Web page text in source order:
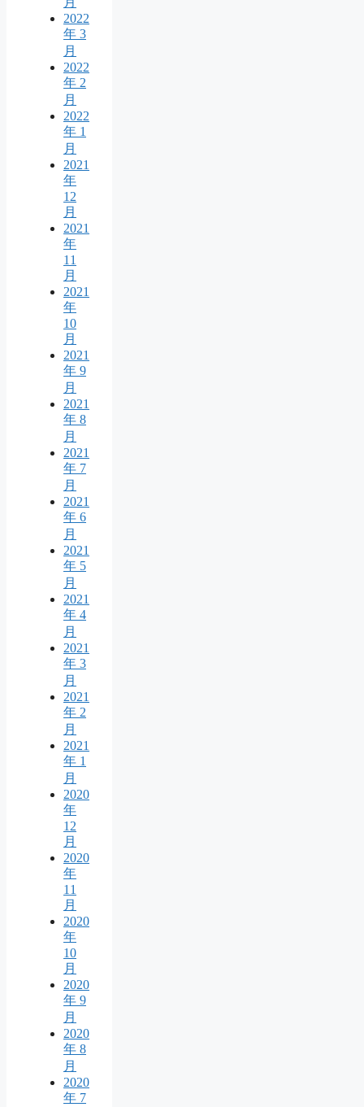
2022
年 3
月
2022
年 2
月
2022
年 1
月
2021
年
12
月
2021
年
11
月
2021
年
10
月
2021
年 9
月
2021
年 8
月
2021
年 7
月
2021
年 6
月
2021
年 5
月
2021
年 4
月
2021
年 3
月
2021
年 2
月
2021
年 1
月
2020
年
12
月
2020
年
11
月
2020
年
10
月
2020
年 9
月
2020
年 8
月
2020
年 7